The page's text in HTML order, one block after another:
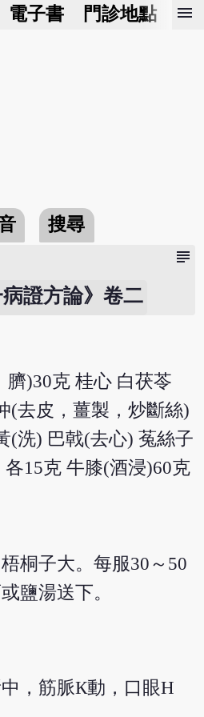
電子書 門診地點 預
menu
搜尋
subject
病證方論》卷二
臍)30克 桂心 白茯苓
(去皮，薑製，炒斷絲)
(洗) 巴戟(去心) 菟絲子
15克 牛膝(酒浸)60克
桐子大。每服30～50
鹽湯送下。
，筋脈К動，口眼Н